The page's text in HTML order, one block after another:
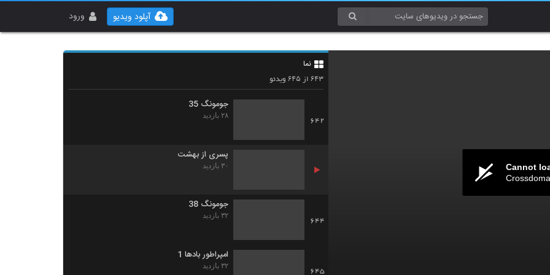
ورود آپلود ویدیو
Cannot
نما
۶۴۳از ۶۴۵ویدئو
جومونگ 29
641
جومونگ 30
642
جومونگ 35
۲۸ بازدید
پسری از بهشت
۳۰ بازدید
644
جومونگ 38
۳۲ بازدید
645
امپراطور بادها 1
۳۲ بازدید